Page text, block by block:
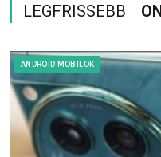
LEGFRISSEBB
ANDROID MOBILOK